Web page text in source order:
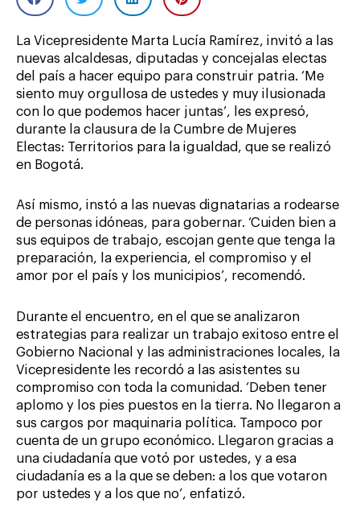
La Vicepresidente Marta Lucía Ramírez, invitó a las
nuevas alcaldesas, diputadas y concejalas electas
del país a hacer equipo para construir patria. ‘Me
siento muy orgullosa de ustedes y muy ilusionada
con lo que podemos hacer juntas’, les expresó,
durante la clausura de la Cumbre de Mujeres
Electas: Territorios para la igualdad, que se realizó
en Bogotá.
Así mismo, instó a las nuevas dignatarias a rodearse
de personas idóneas, para gobernar. ‘Cuiden bien a
sus equipos de trabajo, escojan gente que tenga la
preparación, la experiencia, el compromiso y el
amor por el país y los municipios’, recomendó.
Durante el encuentro, en el que se analizaron
estrategias para realizar un trabajo exitoso entre el
Gobierno Nacional y las administraciones locales, la
Vicepresidente les recordó a las asistentes su
compromiso con toda la comunidad. ‘Deben tener
aplomo y los pies puestos en la tierra. No llegaron a
sus cargos por maquinaria política. Tampoco por
cuenta de un grupo económico. Llegaron gracias a
una ciudadanía que votó por ustedes, y a esa
ciudadanía es a la que se deben: a los que votaron
por ustedes y a los que no’, enfatizó.